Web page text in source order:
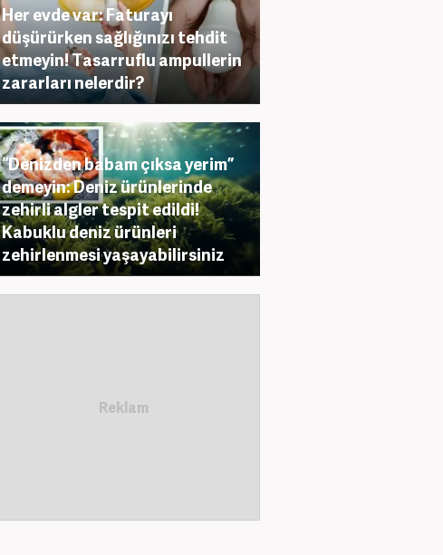
Her evde var: Faturayı
düşürürken sağlığınızı tehdit
etmeyin! Tasarruflu ampullerin
zararları nelerdir?
“Denizden babam çıksa yerim”
demeyin: Deniz ürünlerinde
zehirli algler tespit edildi!
Kabuklu deniz ürünleri
zehirlenmesi yaşayabilirsiniz